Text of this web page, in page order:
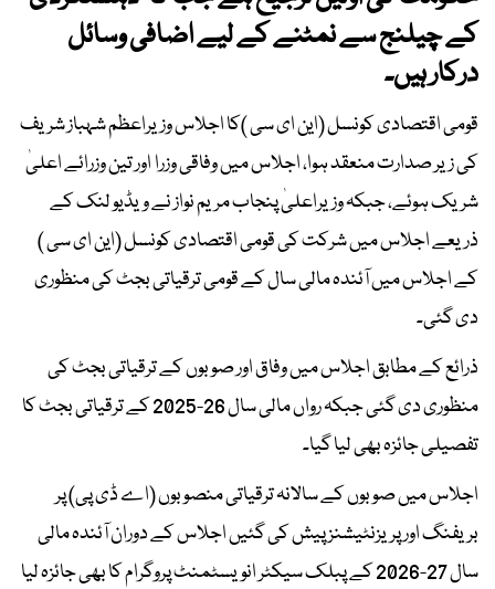
کے چیلنج سے نمٹنے کے لیے اضافی وسائل
درکار ہیں۔
قومی اقتصادی کونسل (این ای سی )کا اجلاس وزیراعظم شہباز شریف
کی زیر صدارت منعقد ہوا، اجلاس میں وفاقی وزرا اور تین وزرائے اعلیٰ
شریک ہوئے، جبکہ وزیراعلیٰ پنجاب مریم نواز نے ویڈیو لنک کے
ذریعے اجلاس میں شرکت کی قومی اقتصادی کونسل (این ای سی )
کے اجلاس میں آئندہ مالی سال کے قومی ترقیاتی بجٹ کی منظوری
دی گئی۔
ذرائع کے مطابق اجلاس میں وفاق اور صوبوں کے ترقیاتی بجٹ کی
منظوری دی گئی جبکہ رواں مالی سال 26-2025 کے ترقیاتی بجٹ کا
تفصیلی جائزہ بھی لیا گیا۔
اجلاس میں صوبوں کے سالانہ ترقیاتی منصوبوں (اے ڈی پی) پر
بریفنگ اور پریزنٹیشنز پیش کی گئیں اجلاس کے دوران آئندہ مالی
سال 27-2026 کے پبلک سیکٹر انویسٹمنٹ پروگرام کا بھی جائزہ لیا